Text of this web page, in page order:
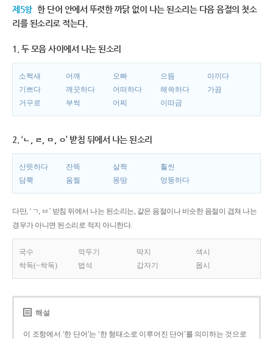
제5항 한 단어 안에서 뚜렷한 까닭 없이 나는 된소리는 다음 음절의 첫소
리를 된소리로 적는다.
1. 두 모음 사이에서 나는 된소리
소쩍새 어깨 오빠 으뜸
아끼다
기쁘다
깨끗하다 어떠하다 해쓱하다
가끔
거꾸로
부썩 어찌 이따금
2. ‘ㄴ, ㄹ, ㅁ, ㅇ’ 받침 뒤에서 나는 된소리
산뜻하다 잔뜩 살짝
훨씬
담뿍
움찔 몽땅 엉뚱하다
다만, ‘ㄱ, ㅂ’ 받침 뒤에서 나는 된소리는, 같은 음절이나 비슷한 음절이 겹쳐 나는
경우가 아니면 된소리로 적지 아니한다.
국수 깍두기 딱지
색시
싹둑(~싹둑)
법석 갑자기 몹시
해설
이 조항에서 ‘한 단어’는 ‘한 형태소로 이루어진 단어’를 의미하는 것으로